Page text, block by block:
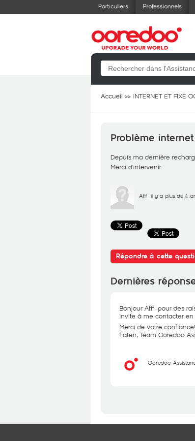
Particuliers Professionnels
Accueil INTERNET ET FIXE
Problème
Depuis ma dernière
Merci d'intervenir.
Afif il y a plus de 4
Répondre à cette
Dernières
Bonjour Afif, pour des
invite à me contacter
Merci de votre confiance!
Faten, Team Ooredoo
Ooredoo